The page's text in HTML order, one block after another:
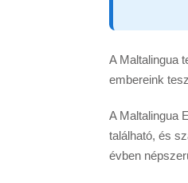
A Maltalingua
embereink
A Maltalingua
található, és
évben